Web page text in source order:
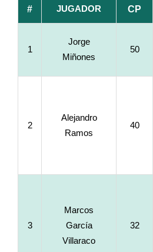
# JUGADOR CP
1
Jorge
Miñones
50
2
Alejandro
Ramos
40
3
Marcos
García
Villaraco
32